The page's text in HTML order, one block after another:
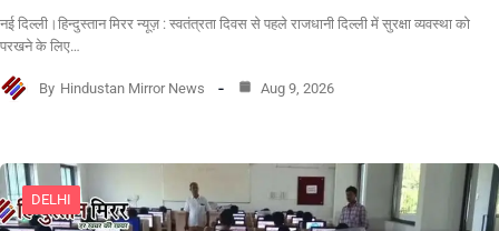
नई दिल्ली।हिन्दुस्तान मिरर न्यूज़ : स्वतंत्रता दिवस से पहले राजधानी दिल्ली में सुरक्षा व्यवस्था को
परखने के लिए…
By Hindustan Mirror News Aug 9, 2026
DELHI